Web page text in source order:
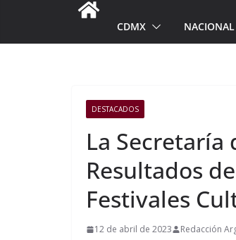
CDMX NACIONAL
DESTACADOS
La Secretaría
Resultados
Festivales
12 de abril de 2023 Redacción